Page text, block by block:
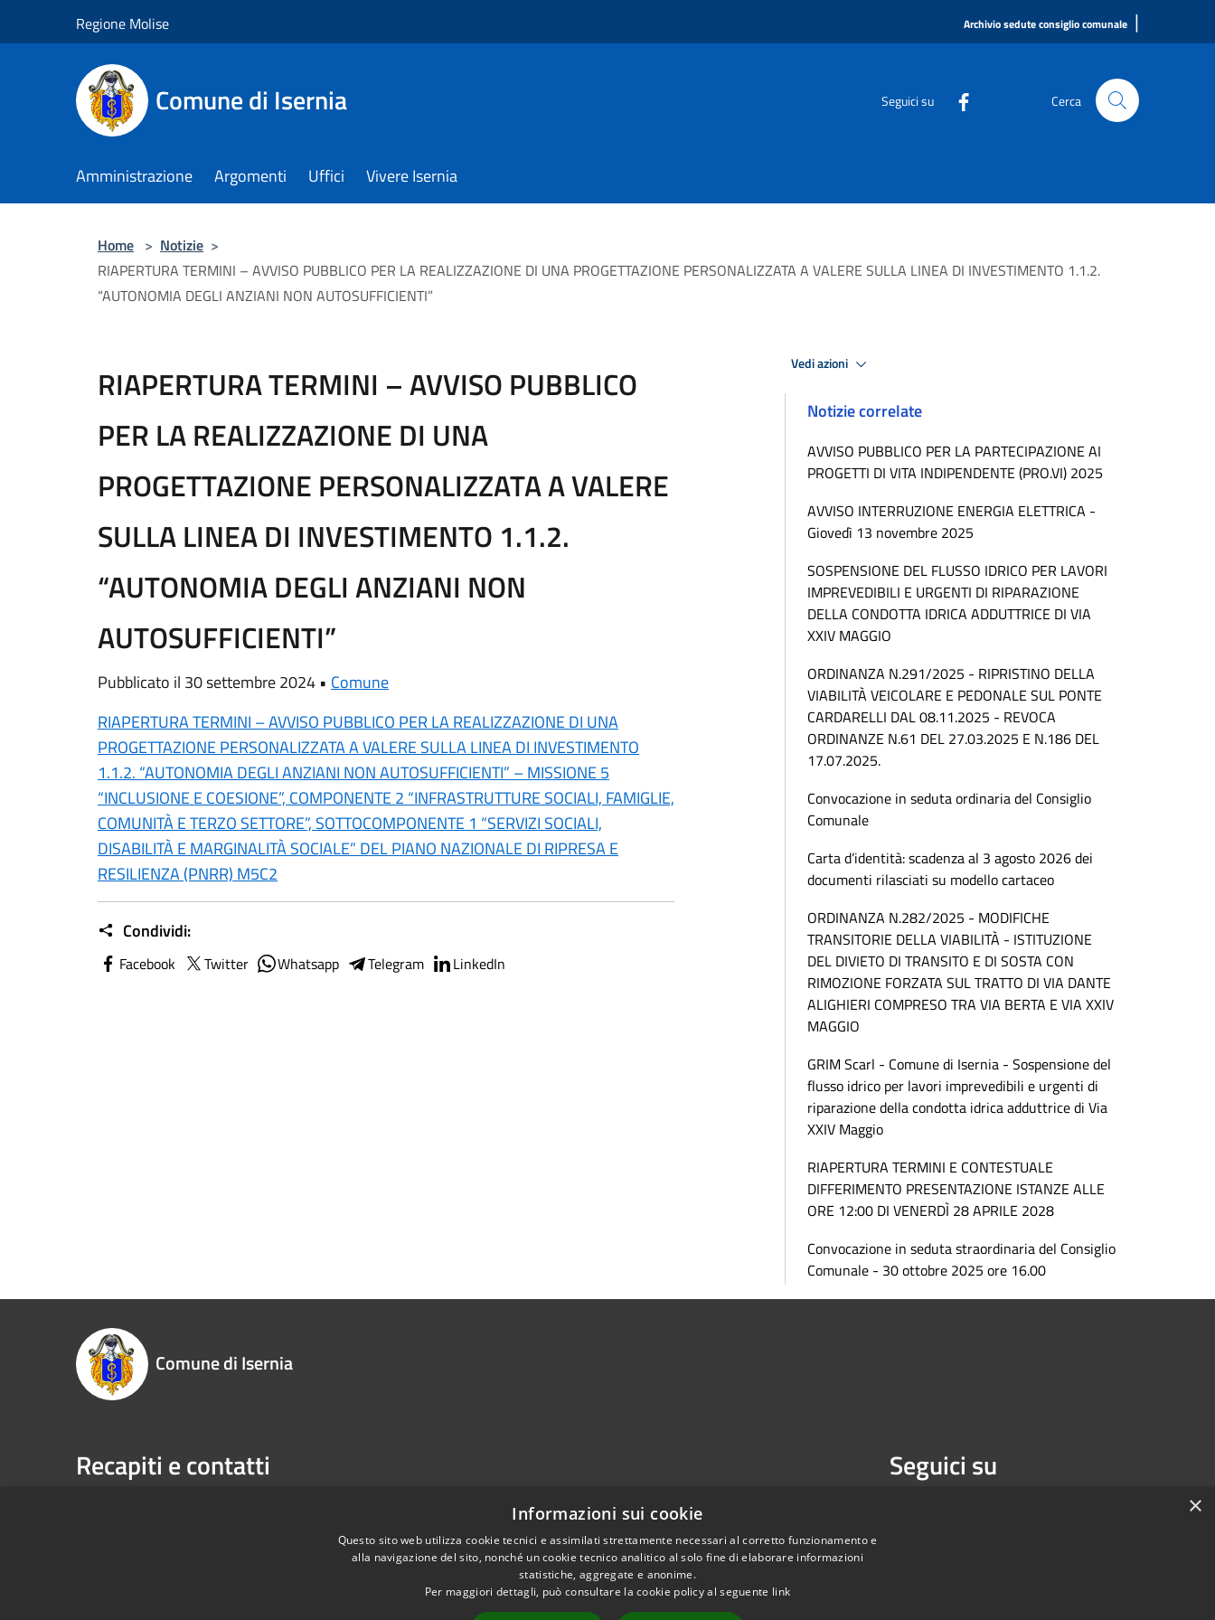
Regione Molise Archivio sedute consiglio comunale |
Comune di Isernia Seguici su Cerca
Amministrazione Argomenti Uffici Vivere Isernia
Home > Notizie >
RIAPERTURA TERMINI – AVVISO PUBBLICO PER LA REALIZZAZIONE DI UNA PROGETTAZIONE PERSONALIZZATA A VALERE SULLA LINEA DI INVESTIMENTO 1.1.2.
“AUTONOMIA DEGLI ANZIANI NON AUTOSUFFICIENTI”
RIAPERTURA TERMINI – AVVISO PUBBLICO
PER LA REALIZZAZIONE DI UNA
PROGETTAZIONE PERSONALIZZATA A VALERE
SULLA LINEA DI INVESTIMENTO 1.1.2.
“AUTONOMIA DEGLI ANZIANI NON
AUTOSUFFICIENTI”
Pubblicato il 30 settembre 2024 • Comune
RIAPERTURA TERMINI – AVVISO PUBBLICO PER LA REALIZZAZIONE DI UNA
PROGETTAZIONE PERSONALIZZATA A VALERE SULLA LINEA DI INVESTIMENTO
1.1.2. “AUTONOMIA DEGLI ANZIANI NON AUTOSUFFICIENTI” – MISSIONE 5
“INCLUSIONE E COESIONE”, COMPONENTE 2 “INFRASTRUTTURE SOCIALI, FAMIGLIE,
COMUNITÀ E TERZO SETTORE”, SOTTOCOMPONENTE 1 “SERVIZI SOCIALI,
DISABILITÀ E MARGINALITÀ SOCIALE” DEL PIANO NAZIONALE DI RIPRESA E
RESILIENZA (PNRR) M5C2
Condividi:
Facebook Twitter Whatsapp Telegram LinkedIn
Vedi azioni
Notizie correlate
AVVISO PUBBLICO PER LA PARTECIPAZIONE AI
PROGETTI DI VITA INDIPENDENTE (PRO.VI) 2025
AVVISO INTERRUZIONE ENERGIA ELETTRICA -
Giovedì 13 novembre 2025
SOSPENSIONE DEL FLUSSO IDRICO PER LAVORI
IMPREVEDIBILI E URGENTI DI RIPARAZIONE
DELLA CONDOTTA IDRICA ADDUTTRICE DI VIA
XXIV MAGGIO
ORDINANZA N.291/2025 - RIPRISTINO DELLA
VIABILITÀ VEICOLARE E PEDONALE SUL PONTE
CARDARELLI DAL 08.11.2025 - REVOCA
ORDINANZE N.61 DEL 27.03.2025 E N.186 DEL
17.07.2025.
Convocazione in seduta ordinaria del Consiglio
Comunale
Carta d’identità: scadenza al 3 agosto 2026 dei
documenti rilasciati su modello cartaceo
ORDINANZA N.282/2025 - MODIFICHE
TRANSITORIE DELLA VIABILITÀ - ISTITUZIONE
DEL DIVIETO DI TRANSITO E DI SOSTA CON
RIMOZIONE FORZATA SUL TRATTO DI VIA DANTE
ALIGHIERI COMPRESO TRA VIA BERTA E VIA XXIV
MAGGIO
GRIM Scarl - Comune di Isernia - Sospensione del
flusso idrico per lavori imprevedibili e urgenti di
riparazione della condotta idrica adduttrice di Via
XXIV Maggio
RIAPERTURA TERMINI E CONTESTUALE
DIFFERIMENTO PRESENTAZIONE ISTANZE ALLE
ORE 12:00 DI VENERDÌ 28 APRILE 2028
Convocazione in seduta straordinaria del Consiglio
Comunale - 30 ottobre 2025 ore 16.00
Comune di Isernia
Recapiti e contatti
Email:protocollo@comune.isernia.it
Pec: comuneisernia@pec.it
Seguici su
×
Informazioni sui cookie
Questo sito web utilizza cookie tecnici e assimilati strettamente necessari al corretto funzionamento e
alla navigazione del sito, nonché un cookie tecnico analitico al solo fine di elaborare informazioni
statistiche, aggregate e anonime.
Per maggiori dettagli, può consultare la cookie policy al seguente link